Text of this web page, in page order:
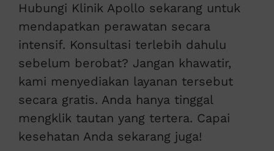
Hubungi Klinik Apollo sekarang untuk
mendapatkan perawatan secara
intensif. Konsultasi terlebih dahulu
sebelum berobat? Jangan khawatir,
kami menyediakan layanan tersebut
secara gratis. Anda hanya tinggal
mengklik tautan yang tertera. Capai
kesehatan Anda sekarang juga!